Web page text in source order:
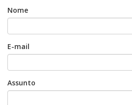
Nome
E-mail
Assunto